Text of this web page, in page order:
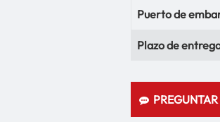
Puerto de
Plazo de